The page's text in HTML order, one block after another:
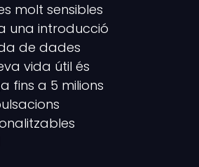
molt sensibles
una introducció
de dades
vida útil és
fins a 5 milions